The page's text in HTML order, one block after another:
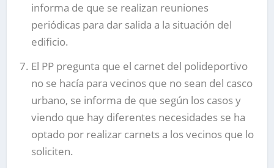
informa de que se realizan reuniones
periódicas para dar salida a la situación del
edificio.
El PP pregunta que el carnet del polideportivo
no se hacía para vecinos que no sean del casco
urbano, se informa de que según los casos y
viendo que hay diferentes necesidades se ha
optado por realizar carnets a los vecinos que lo
soliciten.